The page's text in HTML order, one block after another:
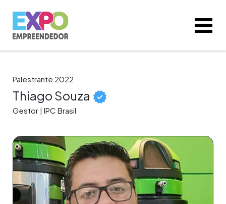
Palestrante 2022
Thiago Souza
Gestor | IPC Brasil